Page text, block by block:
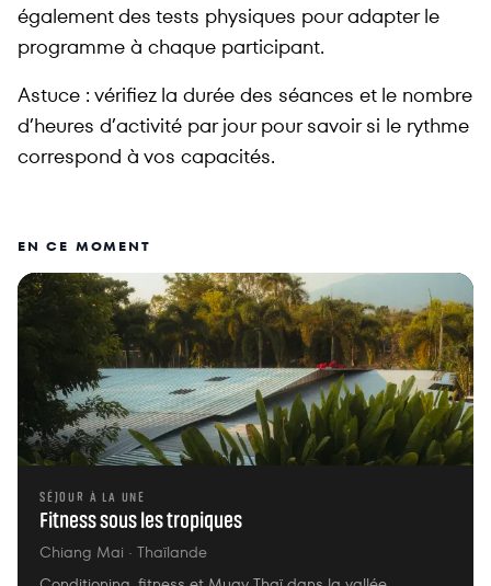
également des tests physiques pour adapter le
programme à chaque participant.
Astuce : vérifiez la durée des séances et le nombre
d’heures d’activité par jour pour savoir si le rythme
correspond à vos capacités.
EN CE MOMENT
SÉJOUR À LA UNE
Fitness sous les tropiques
Chiang Mai · Thaïlande